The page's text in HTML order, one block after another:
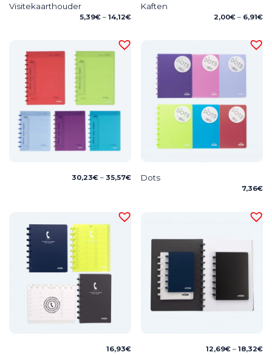
Visitekaarthouder
5,39€ – 14,12€Price
through
Kaften
2,00€ – 6,91€
30,23€ – 35,57€Price
35,57€
Dots
7,36€
16,93€ 12,69€ – 18,32€